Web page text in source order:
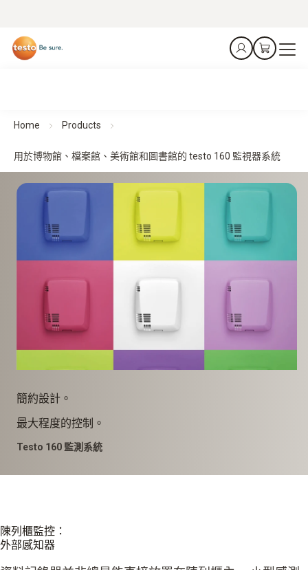
Home Products
用於博物館、檔案館、美術館和圖書館的 testo 160 監視器系統
簡約設計。
最大程度的控制。
Testo 160 監測系統
陳列櫃監控：
外部感知器